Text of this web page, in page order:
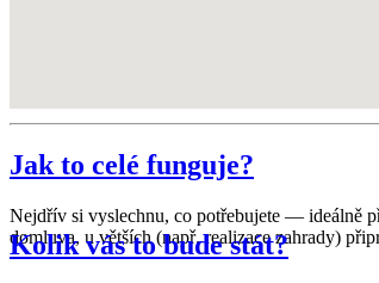
Jak to celé funguje?
Nejdřív si vyslechnu, co potřebujete — ideálně
domluva, u větších (např. realizace zahrady)
Kolik vás to bude stát?